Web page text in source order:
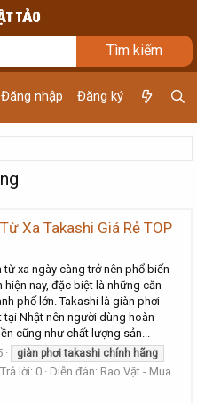
Đăng nhập Đăng ký
Xa Takashi Giá Rẻ TOP
xa ngày càng trở nên phổ biến
nay, đặc biệt là những căn
phố lớn. Takashi là giàn phơi
Nhật nên người dùng hoàn
cũng như chất lượng sản...
giàn phơi takashi chính hãng
Trả lời: 0 Diễn đàn: Rao Vặt - Mua